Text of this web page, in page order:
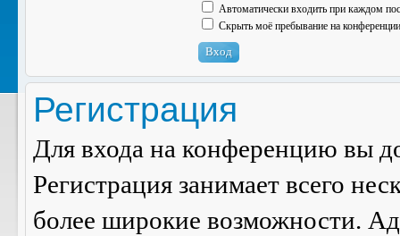
Автоматически входить при каждом
Скрыть моё пребывание на
Регистрация
Для входа на конференцию вы
Регистрация занимает всего
более широкие возможности.